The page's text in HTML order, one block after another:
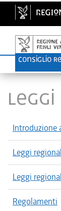
Introduzione
Leggi
Leggi
Regolamenti